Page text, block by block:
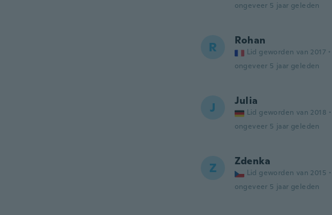
ongeveer 5 jaar geleden
R Rohan
Lid geworden van 2017 ·
ongeveer 5 jaar geleden
J Julia
Lid geworden van 2018 ·
ongeveer 5 jaar geleden
Z Zdenka
Lid geworden van 2015 ·
ongeveer 5 jaar geleden